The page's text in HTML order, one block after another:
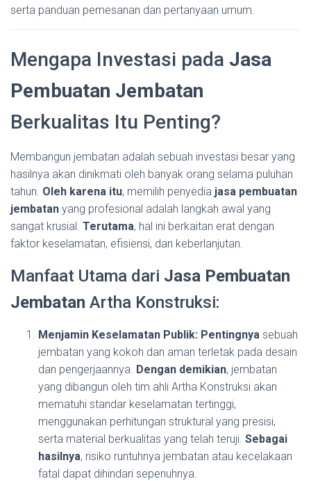
serta panduan pemesanan dan pertanyaan umum.
Mengapa Investasi pada Jasa
Pembuatan Jembatan
Berkualitas Itu Penting?
Membangun jembatan adalah sebuah investasi besar yang
hasilnya akan dinikmati oleh banyak orang selama puluhan
tahun. Oleh karena itu, memilih penyedia jasa pembuatan
jembatan yang profesional adalah langkah awal yang
sangat krusial. Terutama, hal ini berkaitan erat dengan
faktor keselamatan, efisiensi, dan keberlanjutan.
Manfaat Utama dari Jasa Pembuatan
Jembatan Artha Konstruksi:
Menjamin Keselamatan Publik: Pentingnya sebuah
jembatan yang kokoh dan aman terletak pada desain
dan pengerjaannya. Dengan demikian, jembatan
yang dibangun oleh tim ahli Artha Konstruksi akan
mematuhi standar keselamatan tertinggi,
menggunakan perhitungan struktural yang presisi,
serta material berkualitas yang telah teruji. Sebagai
hasilnya, risiko runtuhnya jembatan atau kecelakaan
fatal dapat dihindari sepenuhnya.